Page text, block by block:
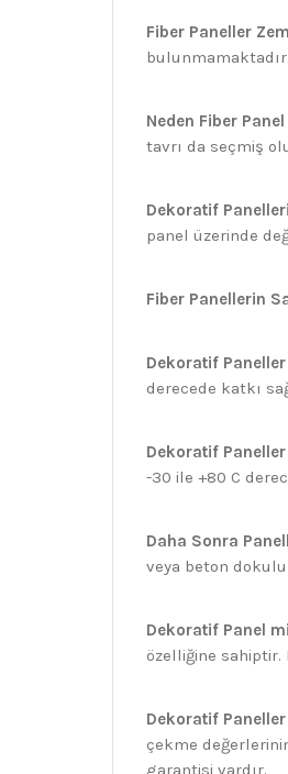
Fiber Paneller
bulunmamaktadır.
Neden Fiber Panel
tavrı da seçmiş
Dekoratif
panel üzerinde
Fiber Panellerin
Dekoratif Paneller
derecede katkı
Dekoratif Paneller
-30 ile +80 C
Daha Sonra
veya beton
Dekoratif Panel
özelliğine sahiptir.
Dekoratif Paneller
çekme
garantisi vardır.